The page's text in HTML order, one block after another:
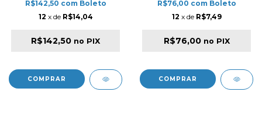
R$142,50 com Boleto
12 x de R$14,04
R$142,50 no PIX
R$76,00 com Boleto
12 x de R$7,49
R$76,00 no PIX